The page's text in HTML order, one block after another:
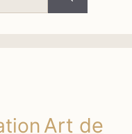
Art de